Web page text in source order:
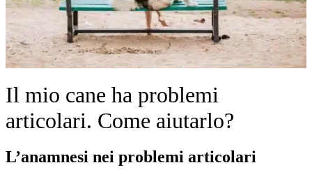
Il mio cane ha problemi
articolari. Come aiutarlo?
L’anamnesi nei problemi articolari